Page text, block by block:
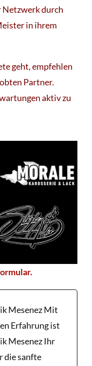
durch
in ihrem
geht, empfehlen
Partner.
aktiv zu
Mesenez Mit
Erfahrung ist
Mesenez Ihr
die sanfte